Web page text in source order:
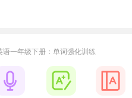
一年级下册：单词强化训练